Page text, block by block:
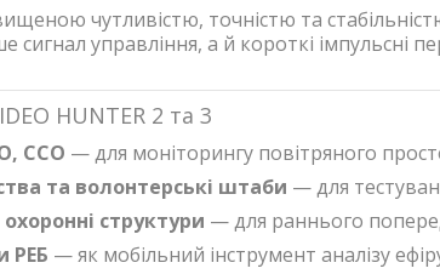
чутливістю, точністю та
сигнал управління, а й короткі імпульсні
HUNTER 2 та 3
ССО — для моніторингу повітряного
та волонтерські штаби — для
структури — для раннього
РЕБ — як мобільний інструмент аналізу